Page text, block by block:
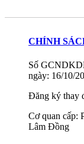
CHÍNH
Số
ngày: 16/10/
Đăng ký thay
Cơ quan cấp:
Lâm Đồng